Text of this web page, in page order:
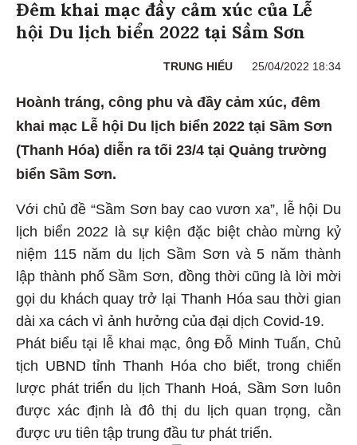
Đêm khai mạc đầy cảm xúc của Lễ
hội Du lịch biển 2022 tại Sầm Sơn
TRUNG HIẾU 25/04/2022 18:34
Hoành tráng, công phu và đầy cảm xúc, đêm
khai mạc Lễ hội Du lịch biển 2022 tại Sầm Sơn
(Thanh Hóa) diễn ra tối 23/4 tại Quảng trường
biển Sầm Sơn.
Với chủ đề “Sầm Sơn bay cao vươn xa”, lễ hội Du
lịch biển 2022 là sự kiện đặc biệt chào mừng kỷ
niệm 115 năm du lịch Sầm Sơn và 5 năm thành
lập thành phố Sầm Sơn, đồng thời cũng là lời mời
gọi du khách quay trở lại Thanh Hóa sau thời gian
dài xa cách vì ảnh hưởng của đại dịch Covid-19.
Phát biểu tại lễ khai mạc, ông Đỗ Minh Tuấn, Chủ
tịch UBND tỉnh Thanh Hóa cho biết, trong chiến
lược phát triển du lịch Thanh Hoá, Sầm Sơn luôn
được xác định là đô thị du lịch quan trọng, cần
được ưu tiên tập trung đầu tư phát triển.